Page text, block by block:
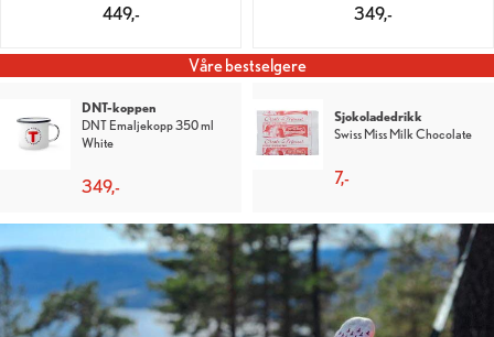
449,-
349,-
Våre bestselgere
Lakenpose i silke
DNT Lakenpose Silke
OliveGreen
1 299,-
Lakenpose i silke
DNT Lakenpose Silke Red
1 299,-